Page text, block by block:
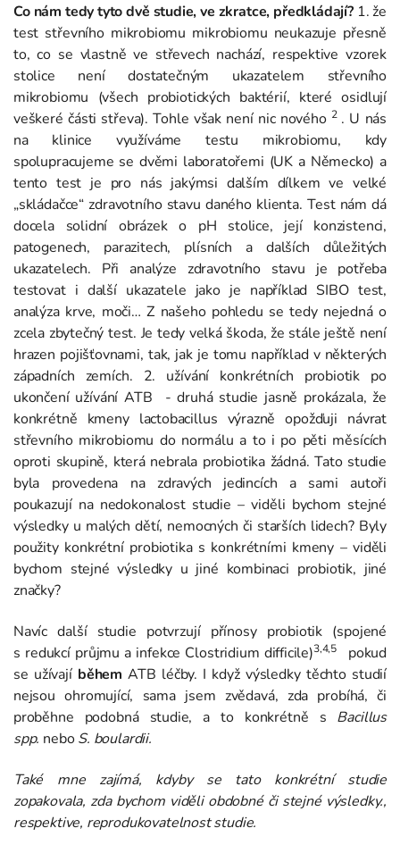
Co nám tedy tyto dvě studie, ve zkratce, předkládají?1. že
test střevního mikrobiomu mikrobiomu neukazuje přesně
to, co se vlastně ve střevech nachází, respektive vzorek
stolice není dostatečným ukazatelem střevního
mikrobiomu (všech probiotických baktérií, které osidlují
veškeré části střeva). Tohle však není nic nového 2 . U nás
na klinice využíváme testu mikrobiomu, kdy
spolupracujeme se dvěmi laboratořemi (UK a Německo) a
tento test je pro nás jakýmsi dalším dílkem ve velké
„skládačce“ zdravotního stavu daného klienta. Test nám dá
docela solidní obrázek o pH stolice, její konzistenci,
patogenech, parazitech, plísních a dalších důležitých
ukazatelech. Při analýze zdravotního stavu je potřeba
testovat i další ukazatele jako je například SIBO test,
analýza krve, moči… Z našeho pohledu se tedy nejedná o
zcela zbytečný test. Je tedy velká škoda, že stále ještě není
hrazen pojišťovnami, tak, jak je tomu například v některých
západních zemích. 2. užívání konkrétních probiotik po
ukončení užívání ATB - druhá studie jasně prokázala, že
konkrétně kmeny lactobacillus výrazně opožďuji návrat
střevního mikrobiomu do normálu a to i po pěti měsících
oproti skupině, která nebrala probiotika žádná. Tato studie
byla provedena na zdravých jedincích a sami autoři
poukazují na nedokonalost studie – viděli bychom stejné
výsledky u malých dětí, nemocných či starších lidech? Byly
použity konkrétní probiotika s konkrétními kmeny – viděli
bychom stejné výsledky u jiné kombinaci probiotik, jiné
značky?
Navíc další studie potvrzují přínosy probiotik (spojené
s redukcí průjmu a infekce Clostridium difficile)3,4,5 pokud
se užívají během ATB léčby. I když výsledky těchto studií
nejsou ohromující, sama jsem zvědavá, zda probíhá, či
proběhne podobná studie, a to konkrétně s Bacillus
spp. neboS. boulardii.
Také mne zajímá, kdyby se tato konkrétní studie
zopakovala, zda bychom viděli obdobné či stejné výsledky.,
respektive, reprodukovatelnost studie.